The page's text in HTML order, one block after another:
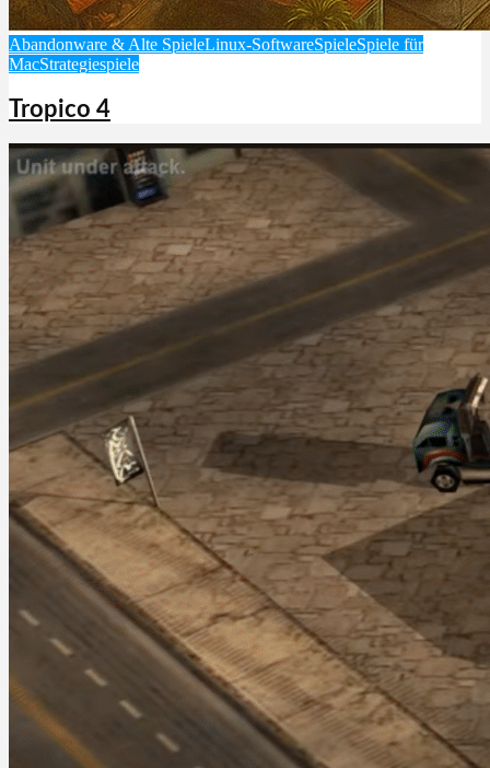
Abandonware & Alte SpieleLinux-SoftwareSpieleSpiele für
MacStrategiespiele
Tropico 4